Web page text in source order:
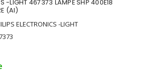
-LIGHT 467373 LAMPE SHP 400E18
(AI)
ELECTRONICS -LIGHT